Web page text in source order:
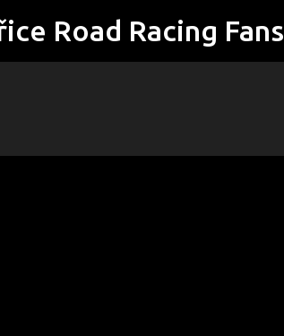
Přeskočit na hlavní obsah
Road Racing Fans